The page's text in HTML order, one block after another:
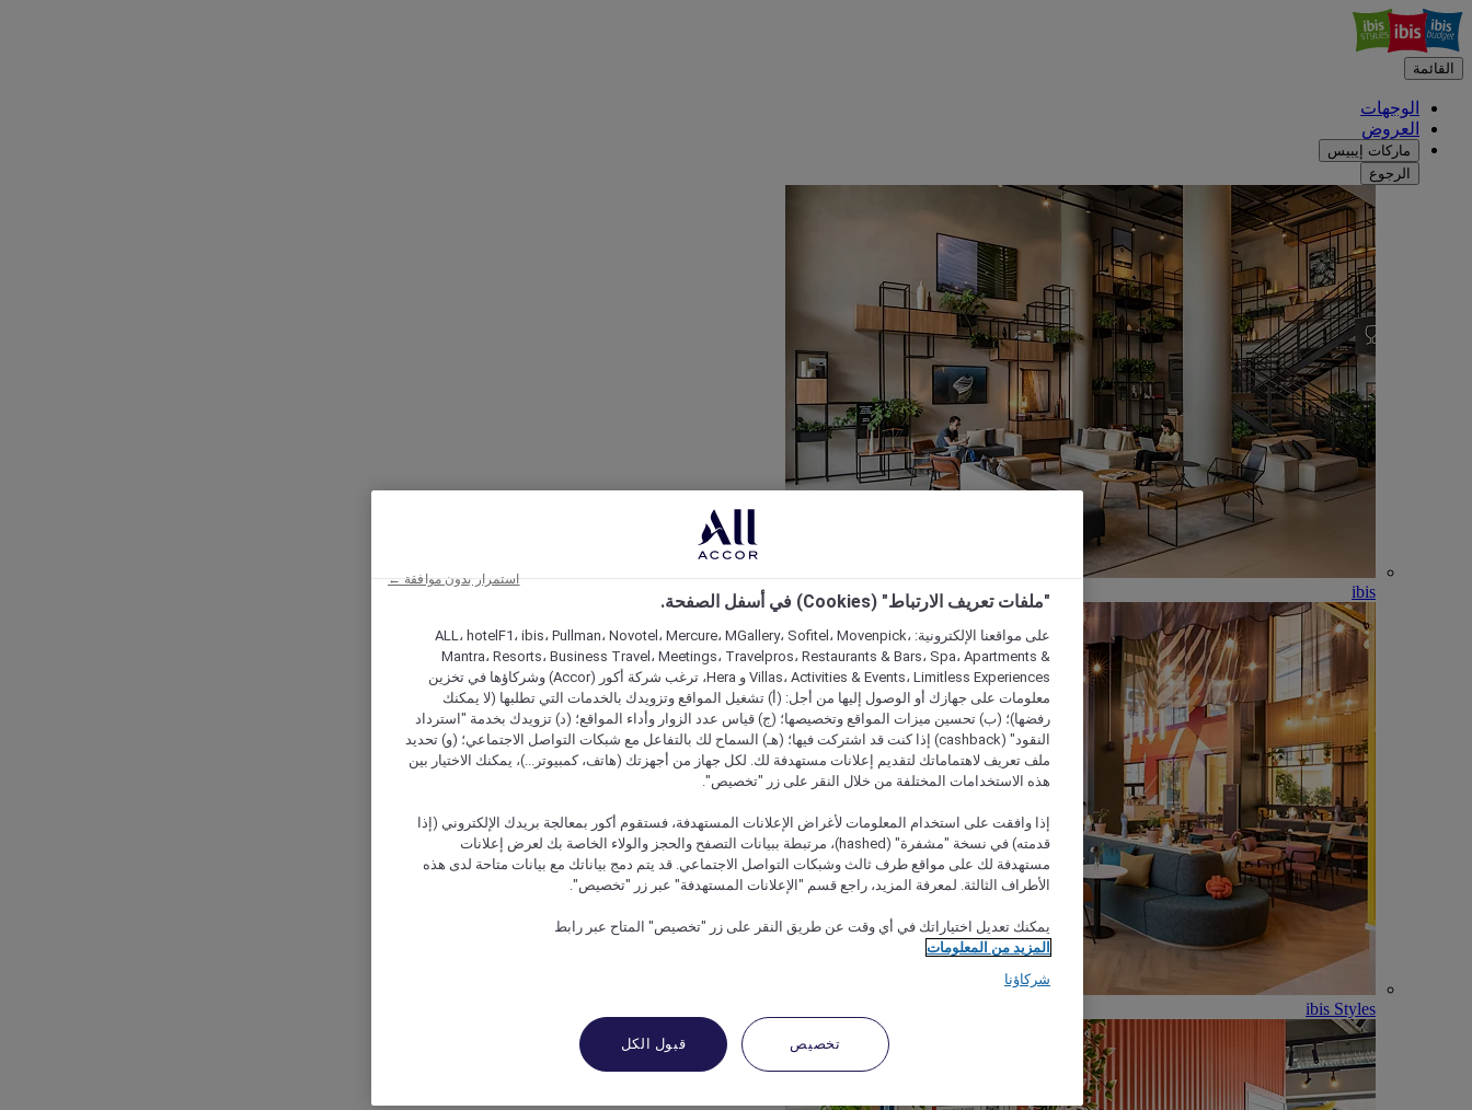
القائمة
الوجهات
العروض
ماركات إيبيس
الرجوع
ibis
ibis Styles
"ملفات تعريف الارتباط" (Cookies) في أسفل الصفحة.
على مواقعنا الإلكترونية: ALL، hotelF1، ibis، Pullman، Novotel، Mercure، MGallery، Sofitel، Movenpick،
Mantra، Resorts، Business Travel، Meetings، Travelpros، Restaurants & Bars، Spa، Apartments &
Villas، Activities & Events، Limitless Experiences و Hera، ترغب شركة أكور (Accor) وشركاؤها في تخزين
معلومات على جهازك أو الوصول إليها من أجل: (أ) تشغيل المواقع وتزويدك بالخدمات التي تطلبها (لا يمكنك
رفضها)؛ (ب) تحسين ميزات المواقع وتخصيصها؛ (ج) قياس عدد الزوار وأداء المواقع؛ (د) تزويدك بخدمة "استرداد
النقود" (cashback) إذا كنت قد اشتركت فيها؛ (هـ) السماح لك بالتفاعل مع شبكات التواصل الاجتماعي؛ (و) تحديد
ملف تعريف لاهتماماتك لتقديم إعلانات مستهدفة لك. لكل جهاز من أجهزتك (هاتف، كمبيوتر...)، يمكنك الاختيار بين
هذه الاستخدامات المختلفة من خلال النقر على زر "تخصيص".
إذا وافقت على استخدام المعلومات لأغراض الإعلانات المستهدفة، فستقوم أكور بمعالجة بريدك الإلكتروني (إذا
قدمته) في نسخة "مشفرة" (hashed)، مرتبطة ببيانات التصفح والحجز والولاء الخاصة بك لعرض إعلانات
مستهدفة لك على مواقع طرف ثالث وشبكات التواصل الاجتماعي. قد يتم دمج بياناتك مع بيانات متاحة لدى هذه
الأطراف الثالثة. لمعرفة المزيد، راجع قسم "الإعلانات المستهدفة" عبر زر "تخصيص".
يمكنك تعديل اختياراتك في أي وقت عن طريق النقر على زر "تخصيص" المتاح عبر رابط
المزيد من المعلومات
شركاؤنا
تخصيص قبول الكل
استمرار بدون موافقة ←